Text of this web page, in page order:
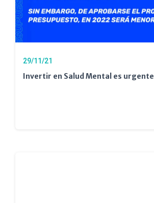
29/11/21
Invertir en Salud Mental es urgente